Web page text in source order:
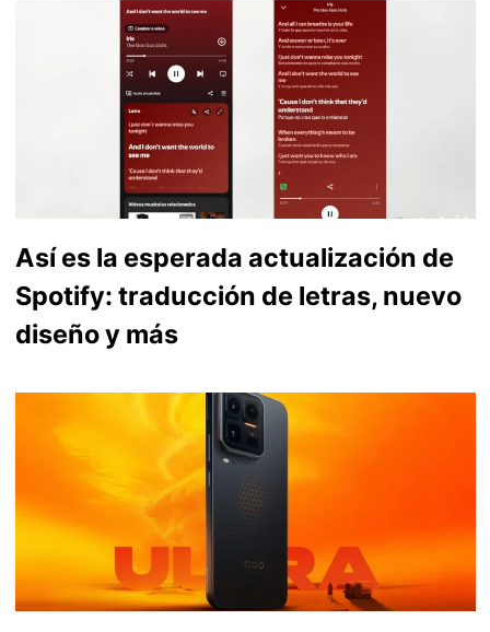
Así es la esperada actualización de
Spotify: traducción de letras, nuevo
diseño y más